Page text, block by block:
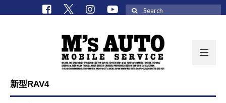
取扱車種一覧
新型RAV4